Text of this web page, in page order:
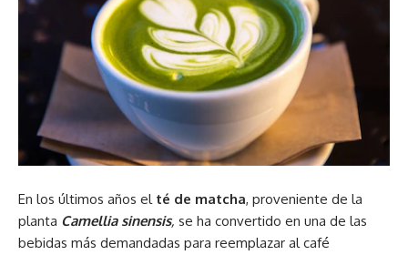
En los últimos años el té de matcha, proveniente de la
planta Camellia sinensis, se ha convertido en una de las
bebidas más demandadas para reemplazar al café